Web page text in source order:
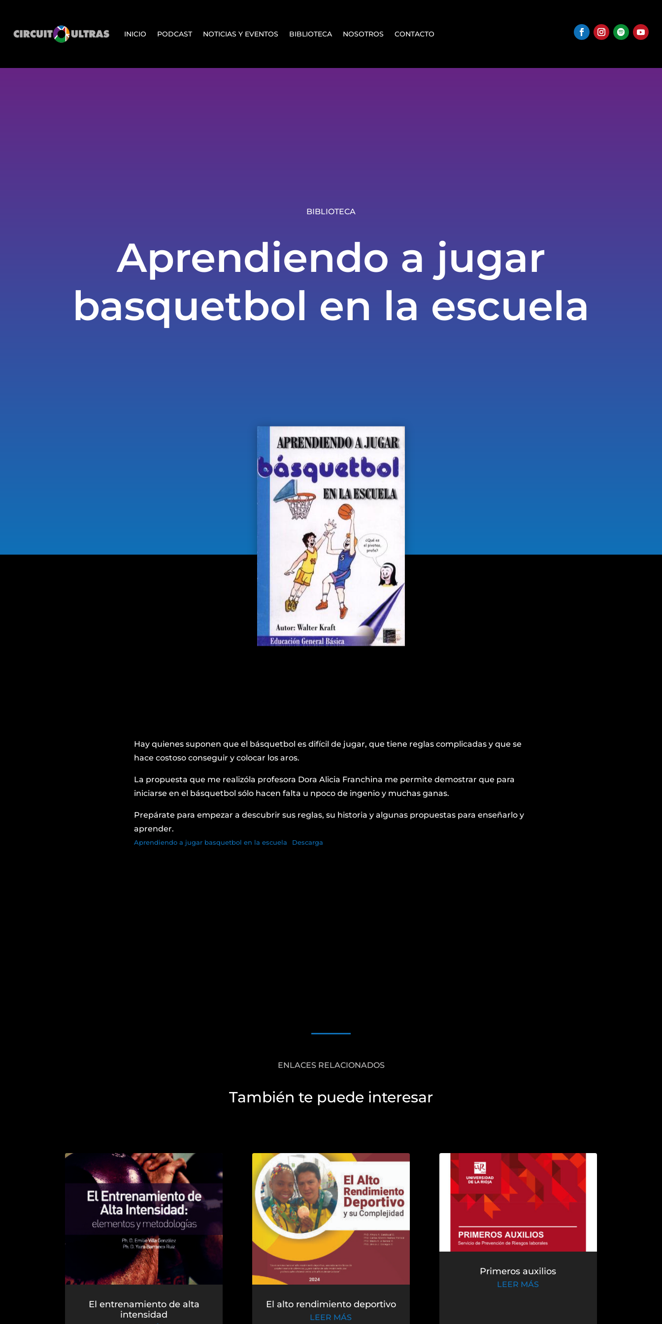
INICIO PODCAST NOTICIAS Y EVENTOS BIBLIOTECA NOSOTROS CONTACTO
BIBLIOTECA
Aprendiendo a jugar
basquetbol en la escuela
Hay quienes suponen que el básquetbol es difícil de jugar, que tiene reglas complicadas y que se
hace costoso conseguir y colocar los aros.
La propuesta que me realizóla profesora Dora Alicia Franchina me permite demostrar que para
iniciarse en el básquetbol sólo hacen falta u npoco de ingenio y muchas ganas.
Prepárate para empezar a descubrir sus reglas, su historia y algunas propuestas para enseñarlo y
aprender.
Aprendiendo a jugar basquetbol en la escuela Descarga
ENLACES RELACIONADOS
También te puede interesar
El entrenamiento de alta
intensidad
El alto rendimiento deportivo
LEER MÁS
Primeros auxilios
LEER MÁS